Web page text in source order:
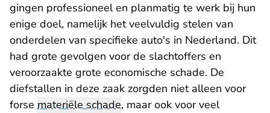
gingen professioneel en planmatig te werk bij hun
enige doel, namelijk het veelvuldig stelen van
onderdelen van specifieke auto's in Nederland. Dit
had grote gevolgen voor de slachtoffers en
veroorzaakte grote economische schade. De
diefstallen in deze zaak zorgden niet alleen voor
forse materiële schade, maar ook voor veel